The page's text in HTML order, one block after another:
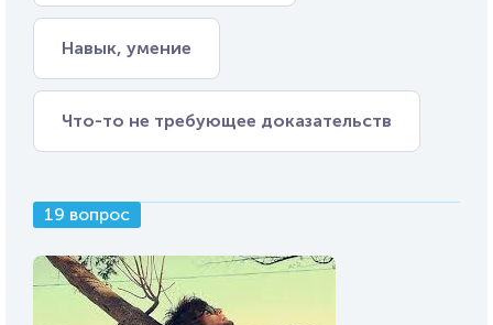
Навык, умение
Что-то не требующее доказательств
19 вопрос